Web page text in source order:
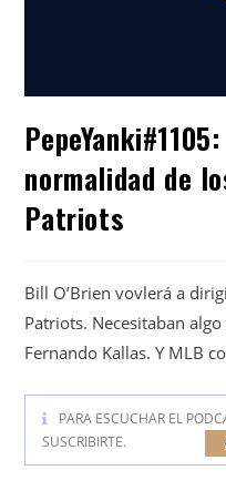
normalidad de
Patriots
Bill O’Brien vovlerá a
Patriots. Necesitaban
Fernando Kallas. Y MLB
PARA ESCUCHAR EL
SUSCRIBIRTE.